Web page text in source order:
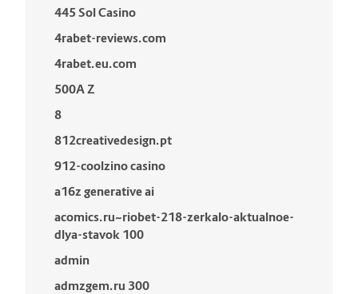
445 Sol Casino
4rabet-reviews.com
4rabet.eu.com
500A Z
8
812creativedesign.pt
912-coolzino casino
a16z generative ai
acomics.ru~riobet-218-zerkalo-aktualnoe-
dlya-stavok 100
admin
admzgem.ru 300